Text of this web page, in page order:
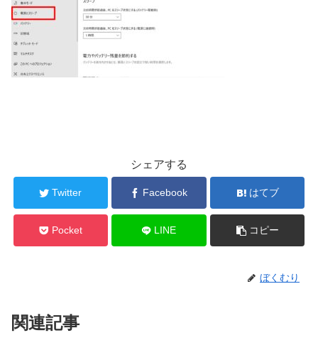
シェアする
Twitter Facebook はてブ
Pocket LINE コピー
ぼくむり
関連記事